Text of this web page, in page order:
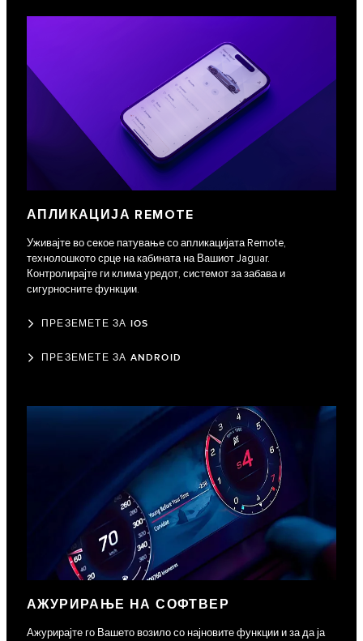
АПЛИКАЦИЈА REMOTE
Уживајте во секое патување со апликацијата Remote,
технолошкото срце на кабината на Вашиот Jaguar.
Контролирајте ги клима уредот, системот за забава и
сигурносните функции.
ПРЕЗЕМЕТЕ ЗА IOS
ПРЕЗЕМЕТЕ ЗА ANDROID
АЖУРИРАЊЕ НА СОФТВЕР
Ажурирајте го Вашето возило со најновите функции и за да ја